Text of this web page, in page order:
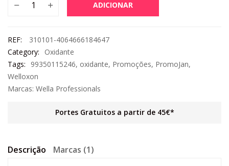
ADICIONAR
REF:
310101-4064666184647
Category:
Oxidante
Tags:
99350115246, oxidante, Promoções, PromoJan,
Welloxon
Marcas: Wella Professionals
Portes Gratuitos a partir de 45€*
Descrição Marcas (1)